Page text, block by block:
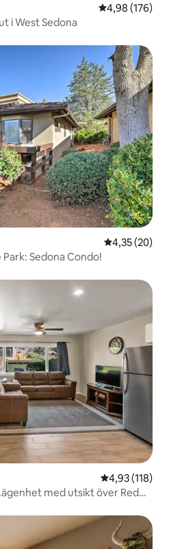
4,98 av 5 i
4,98 (176)
i West Sedona
4,35 av 5 i
4,35 (20)
Park: Sedona Condo!
4,93 av 5 i
4,93 (118)
med utsikt över Red